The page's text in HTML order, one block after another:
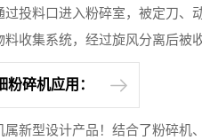
过投料口进入粉碎室，被定刀
收集系统，经过旋风分离后被
碎机应用：
新型设计产品！结合了粉碎机